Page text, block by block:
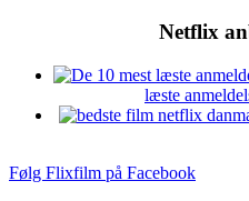
Netflix
læste
Følg Flixfilm på Facebook